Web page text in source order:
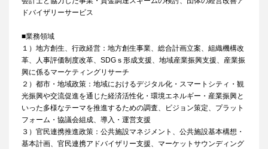
ドバイザリーサービス
■業務領域
１）地方創生、行政経営：地方創生事業、総合計画立案、組織機構改
革、人事評価制度改革、SDGｓ形成支援、地域産業振興支援、産業振
興に係るマーケティングリサーチ
２）都市・地域政策：地域におけるデジタル化・スマートシティ・観
光振興や交流促進を通じた経済活性化・環境エネルギー・産業振興と
いった多様なテーマを推進するための調査、ビジョン策定、プラット
フォーム・協議会組成、導入・運営支援
３）官民連携推進政策：公共施設マネジメント、公共施設基本構想・
基本計画、官民連携アドバイザリー支援、マーケットサウンディング